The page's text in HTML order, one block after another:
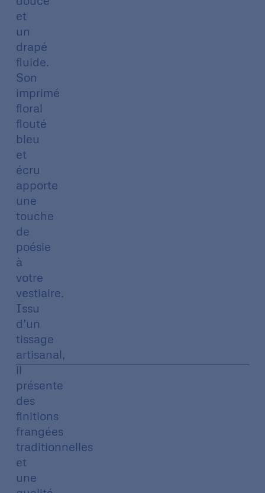
et
un
drapé
fluide.
Son
imprimé
floral
flouté
bleu
et
écru
apporte
une
touche
de
poésie
à
votre
vestiaire.
Issu
d’un
tissage
artisanal,
il
présente
des
finitions
frangées
traditionnelles
et
une